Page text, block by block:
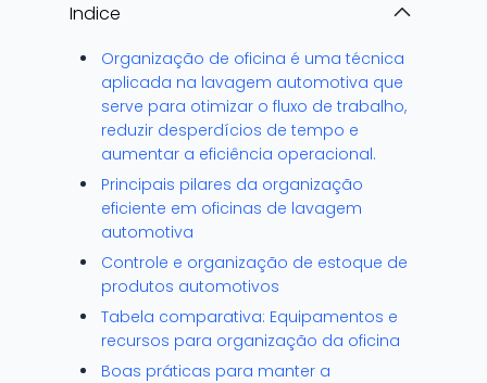
Indice
Organização de oficina é uma técnica
aplicada na lavagem automotiva que
serve para otimizar o fluxo de trabalho,
reduzir desperdícios de tempo e
aumentar a eficiência operacional.
Principais pilares da organização
eficiente em oficinas de lavagem
automotiva
Controle e organização de estoque de
produtos automotivos
Tabela comparativa: Equipamentos e
recursos para organização da oficina
Boas práticas para manter a